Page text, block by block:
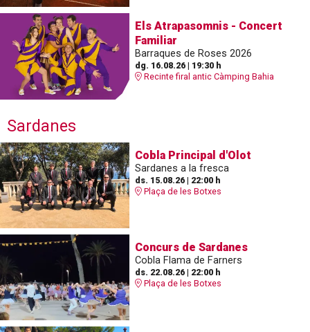
Els Atrapasomnis - Concert
Familiar
Barraques de Roses 2026
dg. 16.08.26| 19:30 h
Recinte firal antic Càmping Bahia
Sardanes
Cobla Principal d'Olot
Sardanes a la fresca
ds. 15.08.26| 22:00 h
Plaça de les Botxes
Concurs de Sardanes
Cobla Flama de Farners
ds. 22.08.26| 22:00 h
Plaça de les Botxes